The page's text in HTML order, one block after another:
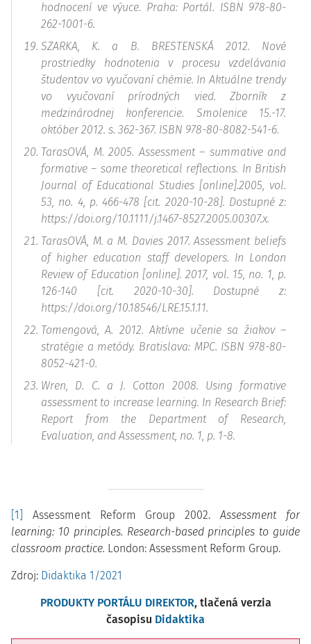
hodnocení ve výuce. Praha: Portál. ISBN 978-80-
262-1001-6.
SZARKA, K. a B. BRESTENSKÁ 2012. Nové
prostriedky hodnotenia v procesu vzdelávania
študentov vo vyučovaní chémie. InAktuálne trendy
vo vyučovaní prírodných vied. Zborník z
medzinárodnej konferencie. Smolenice 15.-17.
október 2012. s. 362-367. ISBN 978-80-8082-541-6.
TarasOVÁ, M. 2005. Assessment – summative and
formative – some theoretical reflections. In British
Journal of Educational Studies [online].2005, vol.
53, no. 4, p. 466-478 [cit. 2020-10-28]. Dostupné z:
https://doi.org/10.1111/j.1467-8527.2005.00307.x.
TarasOVÁ, M. a M. Davies 2017. Assessment beliefs
of higher education staff developers. In London
Review of Education [online]. 2017, vol. 15, no. 1, p.
126-140 [cit. 2020-10-30]. Dostupné z:
https://doi.org/10.18546/LRE.15.1.11.
Tomengová, A. 2012.Aktívne učenie sa žiakov –
stratégie a metódy. Bratislava: MPC. ISBN 978-80-
8052-421-0.
Wren, D. C. a J. Cotton 2008. Using formative
assessment to increase learning. In Research Brief:
Report from the Department of Research,
Evaluation, and Assessment, no. 1, p. 1-8.
[1] Assessment Reform Group 2002.Assessment for
learning: 10 principles. Research-based principles to guide
classroom practice. London: Assessment Reform Group.
Zdroj: Didaktika 1/2021
PRODUKTY PORTÁLU DIREKTOR, tlačená verzia
časopisu Didaktika